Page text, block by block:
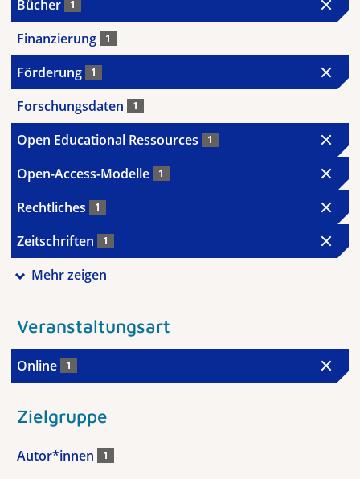
Bücher 1
Finanzierung 1
Förderung 1
Forschungsdaten 1
Open Educational Ressources 1
Open-Access-Modelle 1
Rechtliches 1
Zeitschriften 1
Mehr zeigen
Veranstaltungsart
Online 1
Zielgruppe
Autor*innen 1